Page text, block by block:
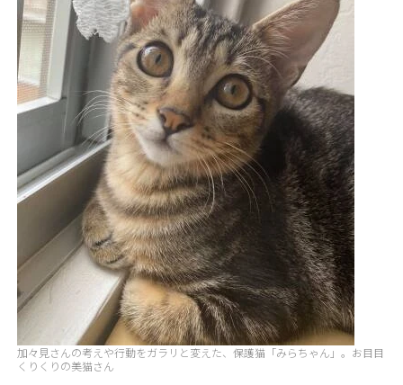
加々見さんの考えや行動をガラリと変えた、保護猫「みらちゃん」。お目目
くりくりの美猫さん